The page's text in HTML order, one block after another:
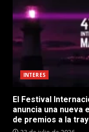
INTERES
El Festival
anuncia una nueva
de premios a la